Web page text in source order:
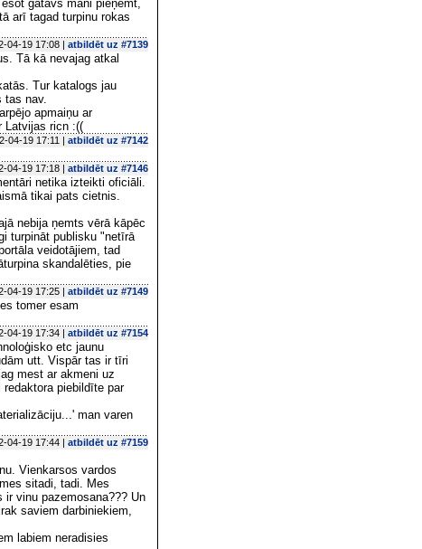
gatavs mani pieņemt,
arī tagad turpinu rokas
04-19 17:08 | atbildēt uz #7139
Tā kā nevajag atkal
Tur katalogs jau
tas nav.
apmaiņu ar
Latvijas ricn :((
04-19 17:11 | atbildēt uz #7142
04-19 17:18 | atbildēt uz #7146
netika izteikti oficiāli.
tikai pats cietnis.
nebija ņemts vērā kāpēc
turpināt publisku "netīrā
veidotājiem, tad
skandalēties, pie
04-19 17:25 | atbildēt uz #7149
tomer esam
04-19 17:34 | atbildēt uz #7154
etc jaunu
utt. Vispār tas ir tīri
mest ar akmeni uz
piebildīte par
man varen
04-19 17:44 | atbildēt uz #7159
Vienkarsos vardos
sitadi, tadi. Mes
vinu pazemosana??? Un
saviem darbiniekiem,
labiem neradisies